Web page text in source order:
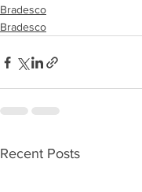
Bradesco
Bradesco
Recent Posts